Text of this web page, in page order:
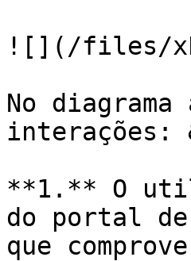
![](/files/
No
interações:
**1.** O
do portal
que